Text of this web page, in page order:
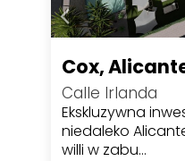
Cox,
Calle Irlanda
Ekskluzywna
niedaleko
willi w zabu…